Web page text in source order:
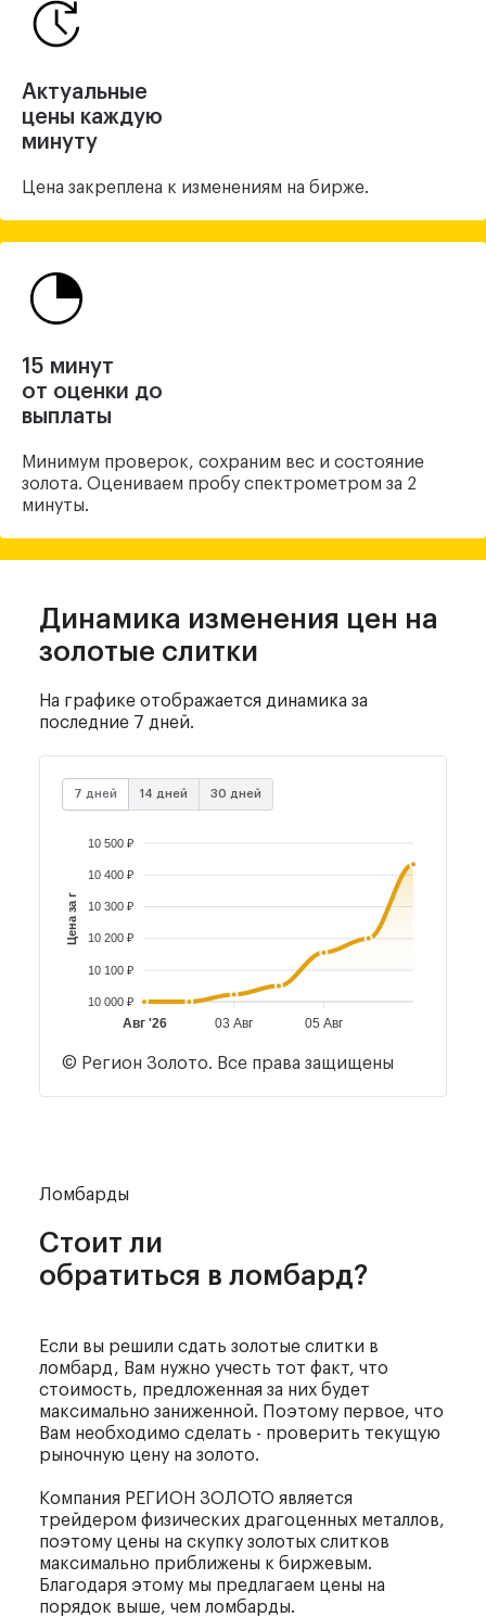
Актуальные
цены каждую
минуту
Цена закреплена к изменениям на бирже.
15 минут
от оценки до
выплаты
Минимум проверок, сохраним вес и состояние
золота. Оцениваем пробу спектрометром за 2
минуты.
Динамика изменения цен на
золотые слитки
На графике отображается динамика за
последние 7 дней.
7 дней 14 дней 30 дней
10 500 ₽
10 400 ₽
10 300 ₽
10 200 ₽
10 100 ₽
10 000 ₽
Цена за г
Авг '26 03 Авг 05 Авг
© Регион Золото. Все права защищены
Ломбарды
Стоит ли
обратиться в ломбард?
Если вы решили сдать золотые слитки в
ломбард, Вам нужно учесть тот факт, что
стоимость, предложенная за них будет
максимально заниженной. Поэтому первое, что
Вам необходимо сделать - проверить текущую
рыночную цену на золото.
Компания РЕГИОН ЗОЛОТО является
трейдером физических драгоценных металлов,
поэтому цены на скупку золотых слитков
максимально приближены к биржевым.
Благодаря этому мы предлагаем цены на
порядок выше, чем ломбарды.